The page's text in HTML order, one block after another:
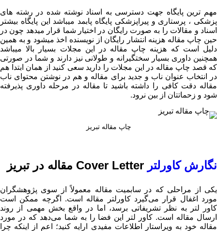
مهم ترین پایگاه جهت دسترسی به اسناد نوشته شده در رشته های
پزشکی ، پرستاری و پیراپزشکی پایگاه پابمد میباشد این پایگاه بیشتر
اسناد و مقالات را به صورت رایگان در اختیار شما قرار میدهد چون در
حین چاپ مقاله هزینه انتشار رایگان از نویسنده اخذ میشود و به همین
دلیل است که هزینه چاپ مقاله در این مجلات بسیار بالا میباشد
همچنین داوری بسیار سختگیرانه و طولانی نیز دارند و شما در صورتی
که قصد چاپ مقاله در این مجلات را دارید سعی کنید از همان ابتدا هم
در انتخاب عنوان ناب و جدید برای مقاله و هم در نوشتن محتوای ناب
مقاله دقت کافی را داشته باشید تا مقاله در مرحله داوری پذیرفته
شود و زحماتتان از بین نرود.
چاپ مقاله تبریز
نگارش کاورلتر
یکی از مراحلی که در سابمیت مقاله معمولاً از سوی پژوهشگران
مورد اغفال قرار می‌گیرد کاورلتر مقاله است.
اگرچه ممکن است
کاور لتر به نظر تشریفاتی برسد، اما در واقع بخش مهمی از روند
ارسال مقاله است. کاور لتر این فضا را به شما می‌دهد که در مورد
مقاله خود به ویراستار اطلاعات مفیدی ارایه کنید؛ اعم از اینکه چرا